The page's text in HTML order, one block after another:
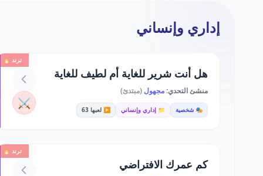
إداري وإنساني
ترند 🔥
هل أنت شرير للغاية أم لطيف للغاية
منشئ التحدي:مجهول (مبتدئ)
🎭 شخصية 📁 إداري وإنساني ▶️ لعبها 63 ⚔️
ترند 🔥
كم عمرك الافتراضي